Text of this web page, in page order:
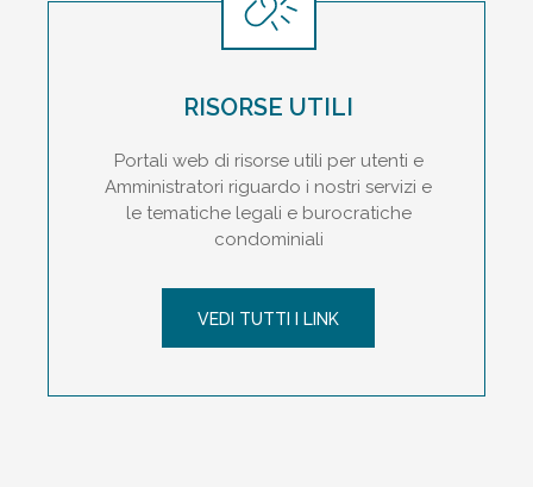
RISORSE UTILI
Portali web di risorse utili per utenti e
Amministratori riguardo i nostri servizi e
le tematiche legali e burocratiche
condominiali
VEDI TUTTI I LINK